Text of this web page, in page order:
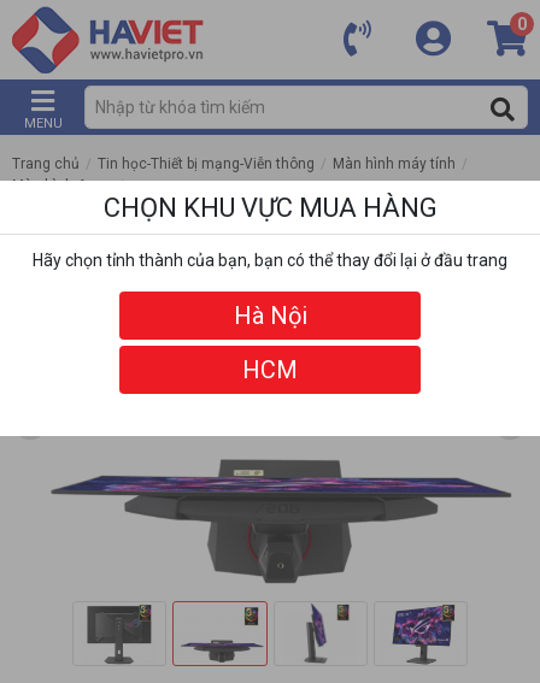
0
MENU
Trang chủ / Tin học-Thiết bị mạng-Viễn thông / Màn hình máy tính /
Màn hình Asus /
Màn hình Gaming ASUS ROG Strix OLED XG27AQDMG (27 inch - QHD - OLED -
CHỌN KHU VỰC MUA HÀNG
Hãy chọn tỉnh thành của bạn, bạn có thể thay đổi lại ở đầu trang
Hà Nội
HCM